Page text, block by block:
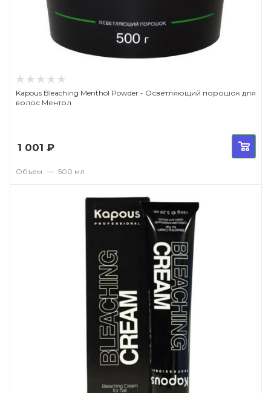
Kapous Bleaching Menthol Powder - Осветляющий порошок для
волос Ментол
1 001 ₽
Объем — 500 мл